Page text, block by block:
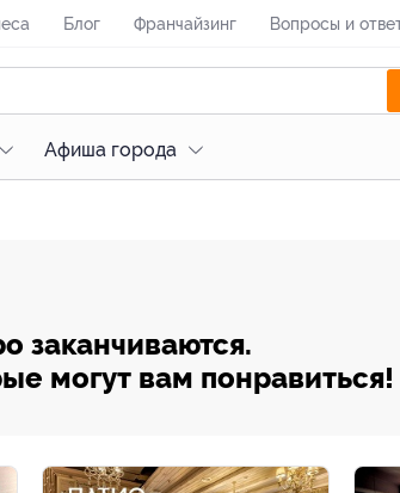
Блог Франчайзинг Вопросы и
Афиша города
заканчиваются.
могут вам понравиться!